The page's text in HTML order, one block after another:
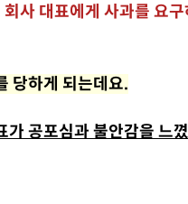
회사 대표에게 사과를 요
당하게 되는데요.
공포심과 불안감을 느